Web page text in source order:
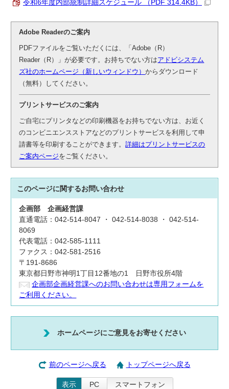
令和6年度内部統制詳細スケジュール （PDF 314.4KB）
Adobe Readerのご案内
PDFファイルをご覧いただくには、「Adobe（R）
Reader（R）」が必要です。お持ちでない方はアドビシステム
ズ社のホームページ（新しいウィンドウ）からダウンロード
（無料）してください。
プリントサービスのご案内
ご自宅にプリンタなどの印刷機器をお持ちでない方は、お近く
のコンビニエンスストアなどのプリントサービスを利用して申
請書等を印刷することができます。詳細はプリントサービスの
ご案内ページをご覧ください。
このページに関するお問い合わせ
企画部企画経営課
直通電話：042-514-8047 ・ 042-514-8038 ・ 042-514-
8069
代表電話：042-585-1111
ファクス：042-581-2516
〒191-8686
東京都日野市神明1丁目12番地の1 日野市役所4階
企画部企画経営課へのお問い合わせは専用フォームを
ご利用ください。
ホームページにご意見をお寄せください
前のページへ戻る トップページへ戻る
表示 PC スマートフォン